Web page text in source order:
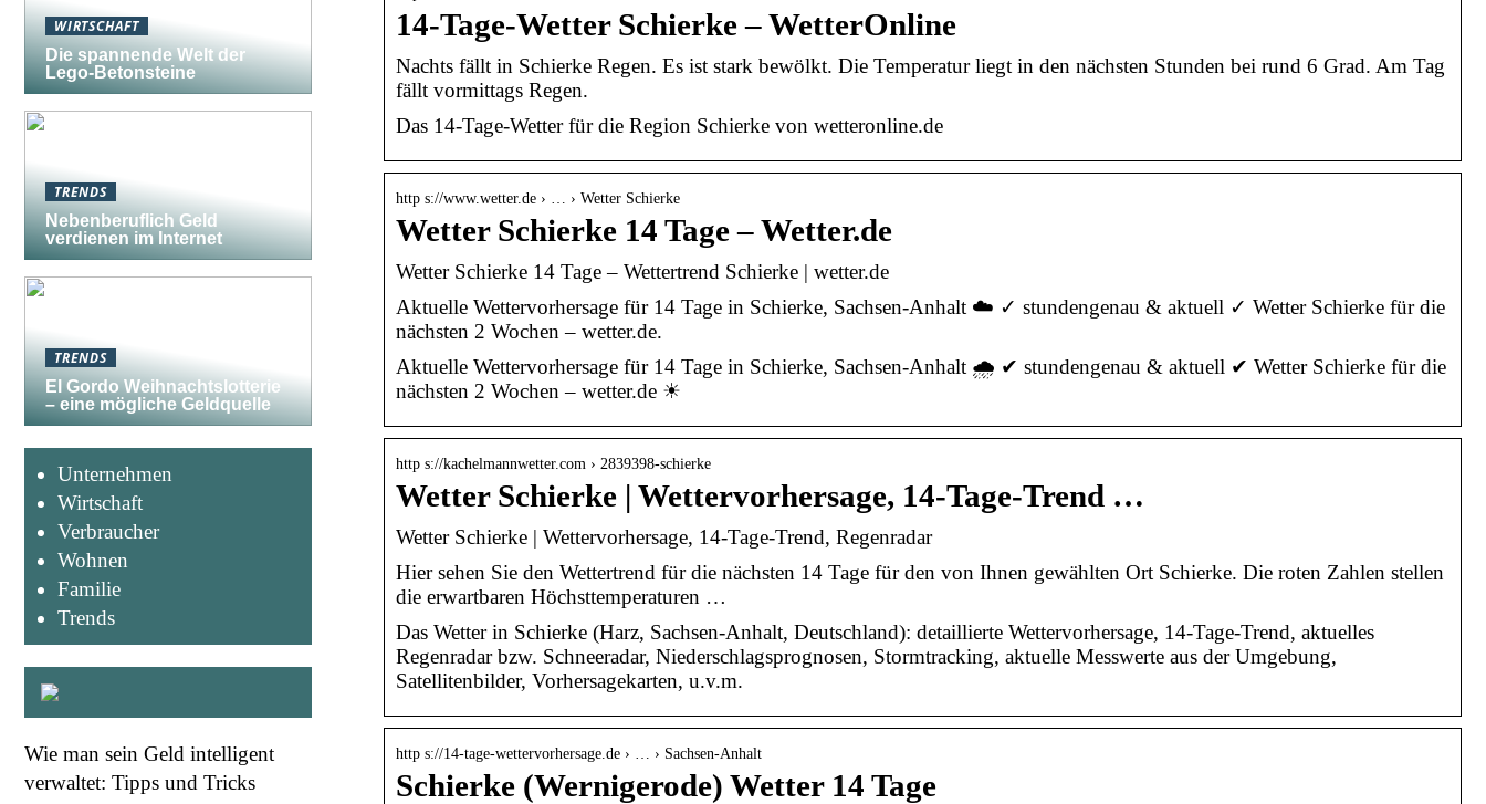
14-Tage-Wetter Schierke – WetterOnline
Nachts fällt in Schierke Regen. Es ist stark bewölkt. Die Temperatur liegt in den nächsten Stunden bei rund 6 Grad. Am Tag
fällt vormittags Regen.
Das 14-Tage-Wetter für die Region Schierke von wetteronline.de
http s://www.wetter.de › … › Wetter Schierke
Wetter Schierke 14 Tage – Wetter.de
Wetter Schierke 14 Tage – Wettertrend Schierke | wetter.de
Aktuelle Wettervorhersage für 14 Tage in Schierke, Sachsen-Anhalt ☁️ ✓ stundengenau & aktuell ✓ Wetter Schierke für die
nächsten 2 Wochen – wetter.de.
Aktuelle Wettervorhersage für 14 Tage in Schierke, Sachsen-Anhalt 🌧️ ✔ stundengenau & aktuell ✔ Wetter Schierke für die
nächsten 2 Wochen – wetter.de ☀
http s://kachelmannwetter.com › 2839398-schierke
Wetter Schierke | Wettervorhersage, 14-Tage-Trend …
Wetter Schierke | Wettervorhersage, 14-Tage-Trend, Regenradar
Hier sehen Sie den Wettertrend für die nächsten 14 Tage für den von Ihnen gewählten Ort Schierke. Die roten Zahlen stellen
die erwartbaren Höchsttemperaturen …
Das Wetter in Schierke (Harz, Sachsen-Anhalt, Deutschland): detaillierte Wettervorhersage, 14-Tage-Trend, aktuelles
Regenradar bzw. Schneeradar, Niederschlagsprognosen, Stormtracking, aktuelle Messwerte aus der Umgebung,
Satellitenbilder, Vorhersagekarten, u.v.m.
http s://14-tage-wettervorhersage.de › … › Sachsen-Anhalt
Schierke (Wernigerode) Wetter 14 Tage
WIRTSCHAFT
Die spannende Welt der
Lego-Betonsteine
TRENDS
Nebenberuflich Geld
verdienen im Internet
TRENDS
El Gordo Weihnachtslotterie
– eine mögliche Geldquelle
Unternehmen
Wirtschaft
Verbraucher
Wohnen
Familie
Trends
Wie man sein Geld intelligent
verwaltet: Tipps und Tricks